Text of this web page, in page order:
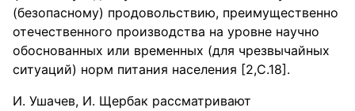
(безопасному) продовольствию, преимущественно
отечественного производства на уровне научно
обоснованных или временных (для чрезвычайных
ситуаций) норм питания населения [2,С.18].
И. Ушачев, И. Щербак рассматривают